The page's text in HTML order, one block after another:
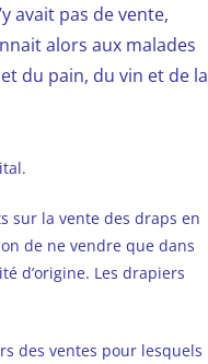
avait pas de vente,
alors aux malades
du pain, du vin et de la
sur la vente des draps en
de ne vendre que dans
d’origine. Les drapiers
des ventes pour lesquels